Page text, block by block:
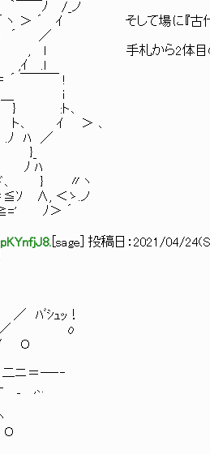
￣ﾉ /_ノ
そして場に『古代の歯車
／
2体目の『古代の歯
.l
￣￣ !
i
:ト､
､ ｲ ＞ ､
ﾊ ／
ﾊ
､ } 〃ヽ
ｿ ∧, ＜ゝ.ノ
ﾉ＞ ´
sage ] 投稿日： 2021/04/
ｯ！
ο
ニ＝―‐‐
,､.